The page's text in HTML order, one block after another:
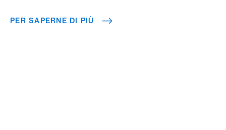
PER SAPERNE DI PIÙ